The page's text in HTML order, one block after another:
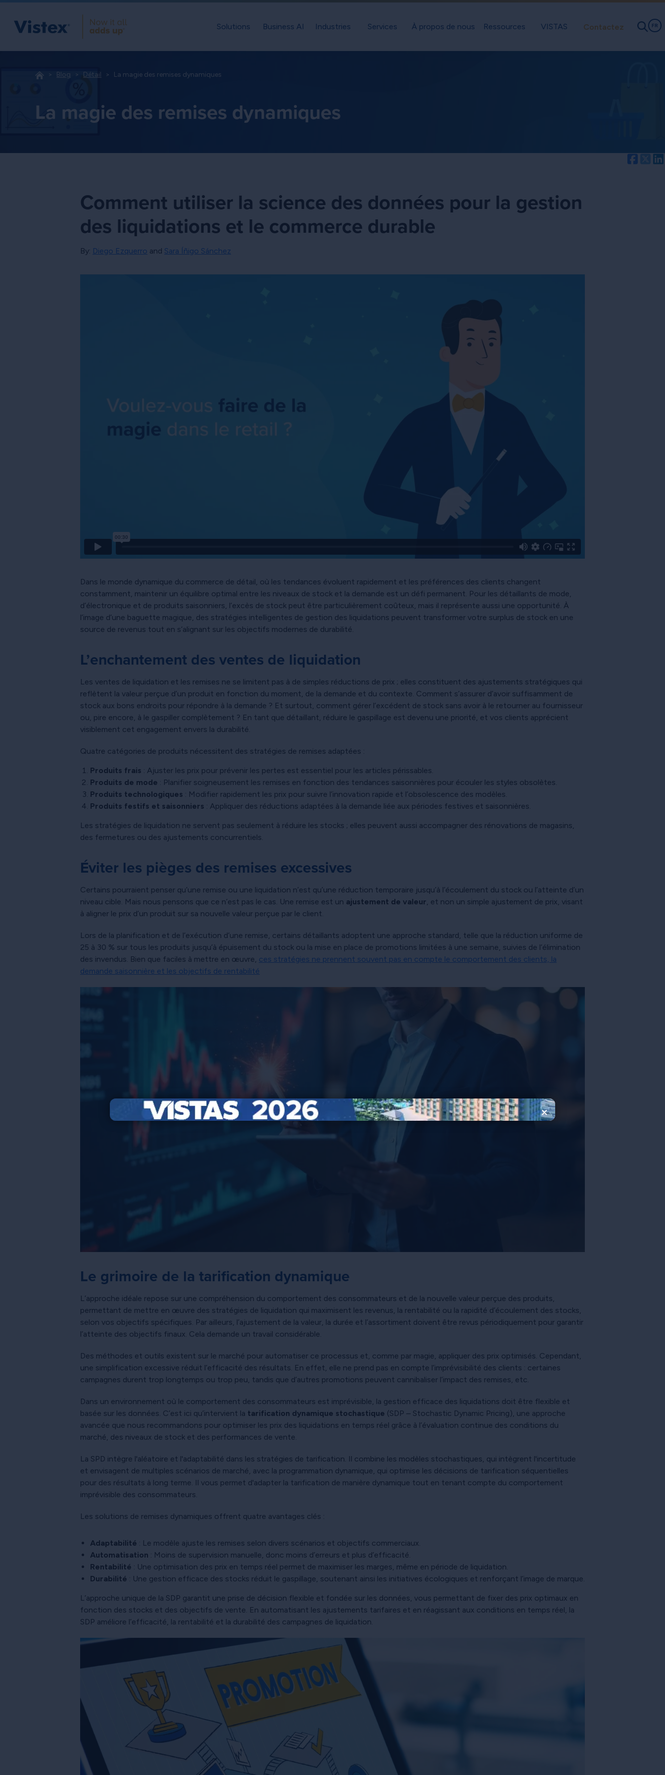
FR
Solutions Business AI Industries Services À propos de nous Ressources VISTAS Contactez
×
Blog Détail La magie des remises dynamiques
La magie des remises dynamiques
Comment utiliser la science des données pour la gestion
des liquidations et le commerce durable
By: Diego Ezquerro and Sara Íñigo Sánchez
Dans le monde dynamique du commerce de détail, où les tendances évoluent rapidement et les préférences des clients changent
constamment, maintenir un équilibre optimal entre les niveaux de stock et la demande est un défi permanent. Pour les détaillants de mode,
d’électronique et de produits saisonniers, l’excès de stock peut être particulièrement coûteux, mais il représente aussi une opportunité. À
l’image d’une baguette magique, des stratégies intelligentes de gestion des liquidations peuvent transformer votre surplus de stock en une
source de revenus tout en s’alignant sur les objectifs modernes de durabilité.
L’enchantement des ventes de liquidation
Les ventes de liquidation et les remises ne se limitent pas à de simples réductions de prix ; elles constituent des ajustements stratégiques qui
reflètent la valeur perçue d’un produit en fonction du moment, de la demande et du contexte. Comment s’assurer d’avoir suffisamment de
stock aux bons endroits pour répondre à la demande ? Et surtout, comment gérer l’excédent de stock sans avoir à le retourner au fournisseur
ou, pire encore, à le gaspiller complètement ? En tant que détaillant, réduire le gaspillage est devenu une priorité, et vos clients apprécient
visiblement cet engagement envers la durabilité.
Quatre catégories de produits nécessitent des stratégies de remises adaptées :
Produits frais : Ajuster les prix pour prévenir les pertes est essentiel pour les articles périssables.
Produits de mode : Planifier soigneusement les remises en fonction des tendances saisonnières pour écouler les styles obsolètes.
Produits technologiques : Modifier rapidement les prix pour suivre l’innovation rapide et l’obsolescence des modèles.
Produits festifs et saisonniers : Appliquer des réductions adaptées à la demande liée aux périodes festives et saisonnières.
Les stratégies de liquidation ne servent pas seulement à réduire les stocks ; elles peuvent aussi accompagner des rénovations de magasins,
des fermetures ou des ajustements concurrentiels.
Éviter les pièges des remises excessives
Certains pourraient penser qu’une remise ou une liquidation n’est qu’une réduction temporaire jusqu’à l’écoulement du stock ou l’atteinte d’un
niveau cible. Mais nous pensons que ce n’est pas le cas. Une remise est un ajustement de valeur , et non un simple ajustement de prix, visant
à aligner le prix d’un produit sur sa nouvelle valeur perçue par le client.
Lors de la planification et de l’exécution d’une remise, certains détaillants adoptent une approche standard, telle que la réduction uniforme de
25 à 30 % sur tous les produits jusqu’à épuisement du stock ou la mise en place de promotions limitées à une semaine, suivies de l’élimination
des invendus. Bien que faciles à mettre en œuvre, ces stratégies ne prennent souvent pas en compte le comportement des clients, la
demande saisonnière et les objectifs de rentabilité
Le grimoire de la tarification dynamique
L’approche idéale repose sur une compréhension du comportement des consommateurs et de la nouvelle valeur perçue des produits,
permettant de mettre en œuvre des stratégies de liquidation qui maximisent les revenus, la rentabilité ou la rapidité d’écoulement des stocks,
selon vos objectifs spécifiques. Par ailleurs, l’ajustement de la valeur, la durée et l’assortiment doivent être revus périodiquement pour garantir
l’atteinte des objectifs finaux. Cela demande un travail considérable.
Des méthodes et outils existent sur le marché pour automatiser ce processus et, comme par magie, appliquer des prix optimisés. Cependant,
une simplification excessive réduit l’efficacité des résultats. En effet, elle ne prend pas en compte l’imprévisibilité des clients : certaines
campagnes durent trop longtemps ou trop peu, tandis que d’autres promotions peuvent cannibaliser l’impact des remises, etc.
Dans un environnement où le comportement des consommateurs est imprévisible, la gestion efficace des liquidations doit être flexible et
basée sur les données. C’est ici qu’intervient la tarification dynamique stochastique (SDP – Stochastic Dynamic Pricing), une approche
avancée que nous recommandons pour optimiser les prix des liquidations en temps réel grâce à l’évaluation continue des conditions du
marché, des niveaux de stock et des performances de vente.
La SPD intègre l'aléatoire et l'adaptabilité dans les stratégies de tarification. Il combine les modèles stochastiques, qui intègrent l'incertitude
et envisagent de multiples scénarios de marché, avec la programmation dynamique, qui optimise les décisions de tarification séquentielles
pour des résultats à long terme. Il vous permet d'adapter la tarification de manière dynamique tout en tenant compte du comportement
imprévisible des consommateurs.
Les solutions de remises dynamiques offrent quatre avantages clés :
Adaptabilité : Le modèle ajuste les remises selon divers scénarios et objectifs commerciaux.
Automatisation : Moins de supervision manuelle, donc moins d’erreurs et plus d’efficacité.
Rentabilité : Une optimisation des prix en temps réel permet de maximiser les marges, même en période de liquidation.
Durabilité : Une gestion efficace des stocks réduit le gaspillage, soutenant ainsi les initiatives écologiques et renforçant l’image de marque.
L’approche unique de la SDP garantit une prise de décision flexible et fondée sur les données, vous permettant de fixer des prix optimaux en
fonction des stocks et des objectifs de vente. En automatisant les ajustements tarifaires et en réagissant aux conditions en temps réel, la
SDP améliore l’efficacité, la rentabilité et la durabilité des campagnes de liquidation.